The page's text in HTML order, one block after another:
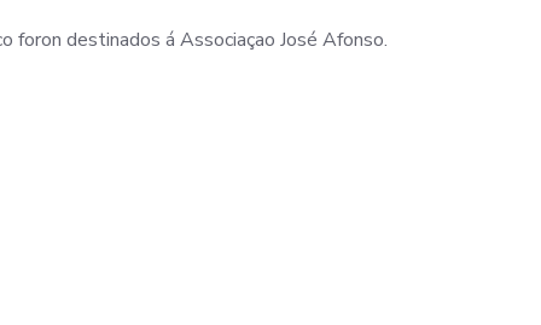
foron destinados á Associaçao José Afonso.